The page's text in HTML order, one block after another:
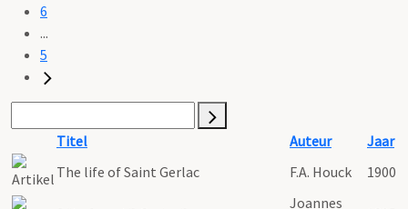
6
...
5
Titel Auteur
Jaar
The life of Saint Gerlac
F.A. Houck 1900
Joannes